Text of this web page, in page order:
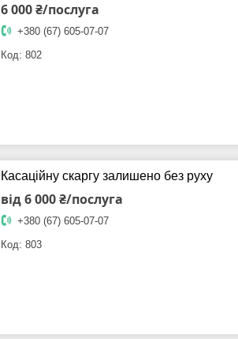
6 000 ₴/послуга
+380 (67) 605-07-07
802
Касаційну скаргу залишено без руху
від 6 000 ₴/послуга
+380 (67) 605-07-07
803